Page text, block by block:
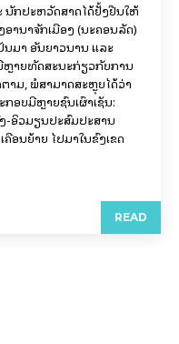
ກປະຫວັດສາດໄດ້ຢັ້ງຢືນໃຫ້
ານາຈັກເມືອງ (ນະຄອນລັດ)
ມາ ອັນຍາວນານ ແລະ
າຍທັດສະນະກ່ຽວກັບການ
າມ, ພໍສາມາດສະຫຼຸບໄດ້ວ່າ
ອບມີຫຼາຍຊົນເຜົ່າເຊັ່ນ:
-ອິວມຽນປະສົມປະສານ
ອນຍ້າຍ ໄປມາໃນຂົງເຂດ
READ